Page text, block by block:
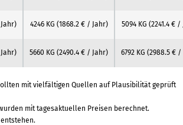
4246 KG (1868.2 € / Jahr) 5094 KG (2241.4 € /
5660 KG (2490.4 € / Jahr) 6792 KG (2988.5 € /
mit vielfältigen Quellen auf Plausibilität geprüft
mit tagesaktuellen Preisen berechnet.